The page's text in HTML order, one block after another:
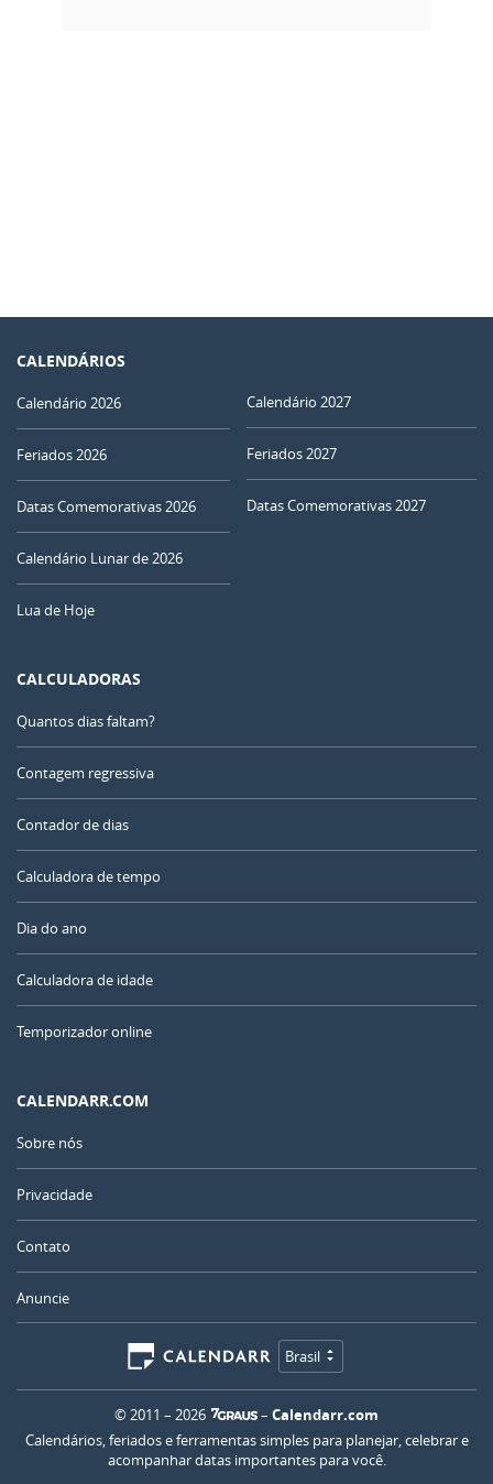
CALENDÁRIOS
Calendário 2026
Feriados 2026
Datas Comemorativas 2026
Calendário Lunar de 2026
Lua de Hoje
Calendário 2027
Feriados 2027
Datas Comemorativas 2027
CALCULADORAS
Quantos dias faltam?
Contagem regressiva
Contador de dias
Calculadora de tempo
Dia do ano
Calculadora de idade
Temporizador online
CALENDARR.COM
Sobre nós
Privacidade
Contato
Anuncie
Brasil
© 2011 – 2026 – Calendarr.com
Calendários, feriados e ferramentas simples para planejar, celebrar e
acompanhar datas importantes para você.